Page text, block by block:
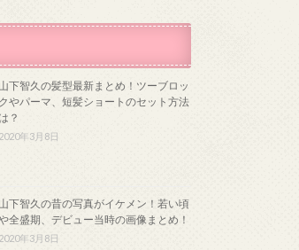
山下智久の髪型最新まとめ！ツーブロッ
クやパーマ、短髪ショートのセット方法
は？
2020年3月8日
山下智久の昔の写真がイケメン！若い頃
全盛期、デビュー当時の画像まとめ！
2020年3月8日